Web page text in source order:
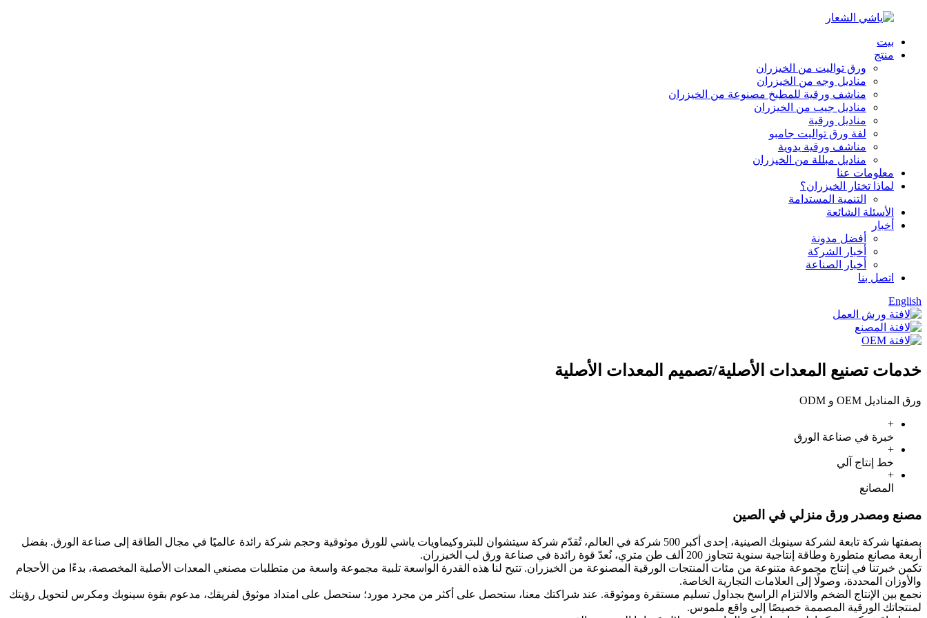
بيت
منتج
ورق تواليت من الخيزران
مناديل وجه من الخيزران
مناشف ورقية للمطبخ مصنوعة من الخيزران
مناديل جيب من الخيزران
مناديل ورقية
لفة ورق تواليت جامبو
مناشف ورقية يدوية
مناديل مبللة من الخيزران
معلومات عنا
لماذا تختار الخيزران؟
التنمية المستدامة
الأسئلة الشائعة
أخبار
أفضل مدونة
أخبار الشركة
أخبار الصناعة
اتصل بنا
English
خدمات تصنيع المعدات الأصلية/تصميم المعدات الأصلية
ورق المناديل OEM و ODM
+
خبرة في صناعة الورق
+
خط إنتاج آلي
+
المصانع
مصنع ومصدر ورق منزلي في الصين
بصفتها شركة تابعة لشركة سينوبك الصينية، إحدى أكبر 500 شركة في العالم، تُقدّم شركة سيتشوان للبتروكيماويات ياشي للورق موثوقية وحجم شركة رائدة عالميًا في مجال الطاقة إلى صناعة الورق. بفضل
أربعة مصانع متطورة وطاقة إنتاجية سنوية تتجاوز 200 ألف طن متري، نُعدّ قوة رائدة في صناعة ورق لب الخيزران.
تكمن خبرتنا في إنتاج مجموعة متنوعة من مئات المنتجات الورقية المصنوعة من الخيزران. تتيح لنا هذه القدرة الواسعة تلبية مجموعة واسعة من متطلبات مصنعي المعدات الأصلية المخصصة، بدءًا من الأحجام
والأوزان المحددة، وصولًا إلى العلامات التجارية الخاصة.
نجمع بين الإنتاج الضخم والالتزام الراسخ بجداول تسليم مستقرة وموثوقة. عند شراكتك معنا، ستحصل على أكثر من مجرد مورد؛ ستحصل على امتداد موثوق لفريقك، مدعوم بقوة سينوبك ومكرس لتحويل رؤيتك
لمنتجاتك الورقية المصممة خصيصًا إلى واقع ملموس.